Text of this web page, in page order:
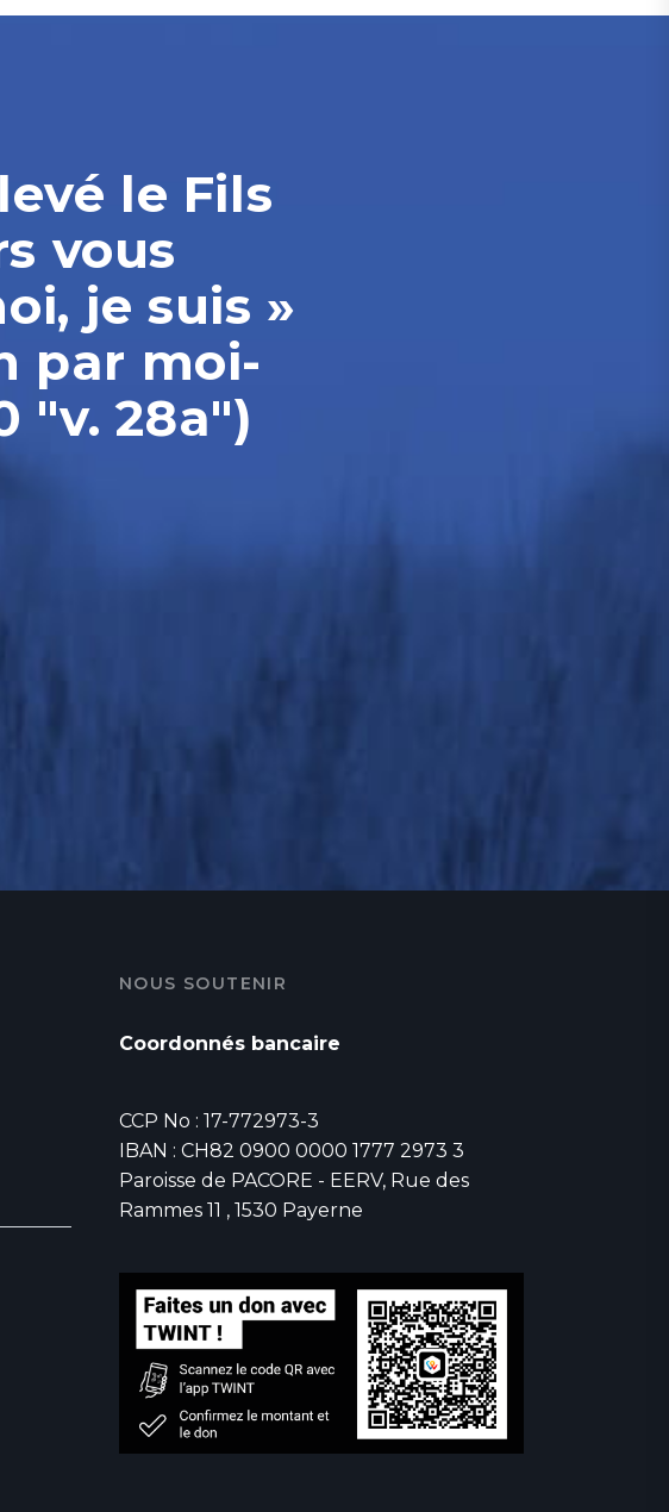
le Fils
vous
je suis »
par moi-
"v. 28a")
NOUS SOUTENIR
Coordonnés bancaire
CCP No : 17-772973-3
IBAN : CH82 0900 0000 1777 2973 3
Paroisse de PACORE - EERV, Rue des
Rammes 11 , 1530 Payerne